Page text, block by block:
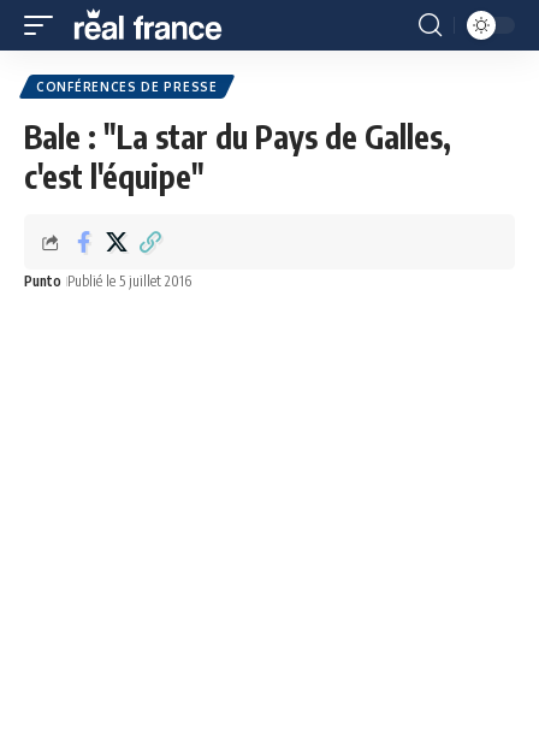
CONFÉRENCES DE PRESSE
Bale : "La star du Pays de Galles,
c'est l'équipe"
Punto Publié le 5 juillet 2016